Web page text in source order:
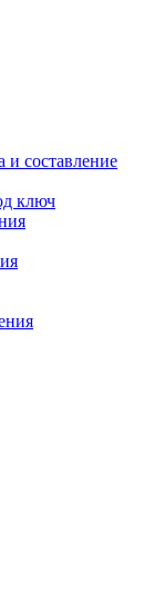
и составление
ключ